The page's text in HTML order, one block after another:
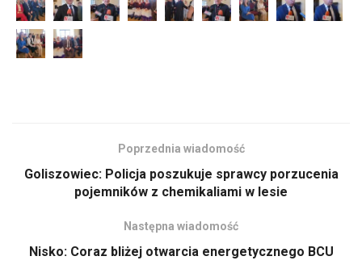
Poprzednia wiadomość
Goliszowiec: Policja poszukuje sprawcy porzucenia
pojemników z chemikaliami w lesie
Następna wiadomość
Nisko: Coraz bliżej otwarcia energetycznego BCU